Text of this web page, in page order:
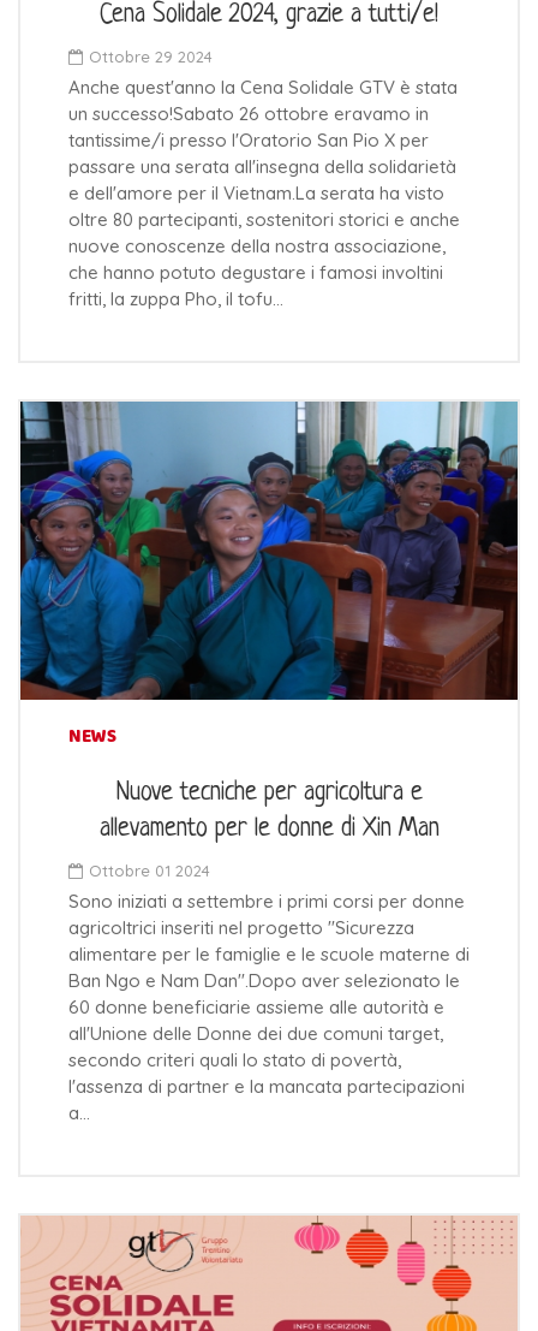
Cena Solidale 2024, grazie a tutti/e!
Ottobre 29 2024
Anche quest'anno la Cena Solidale GTV è stata
un successo!Sabato 26 ottobre eravamo in
tantissime/i presso l'Oratorio San Pio X per
passare una serata all'insegna della solidarietà
e dell'amore per il Vietnam.La serata ha visto
oltre 80 partecipanti, sostenitori storici e anche
nuove conoscenze della nostra associazione,
che hanno potuto degustare i famosi involtini
fritti, la zuppa Pho, il tofu…
NEWS
Nuove tecniche per agricoltura e
allevamento per le donne di Xin Man
Ottobre 01 2024
Sono iniziati a settembre i primi corsi per donne
agricoltrici inseriti nel progetto "Sicurezza
alimentare per le famiglie e le scuole materne di
Ban Ngo e Nam Dan".Dopo aver selezionato le
60 donne beneficiarie assieme alle autorità e
all'Unione delle Donne dei due comuni target,
secondo criteri quali lo stato di povertà,
l'assenza di partner e la mancata partecipazioni
a…